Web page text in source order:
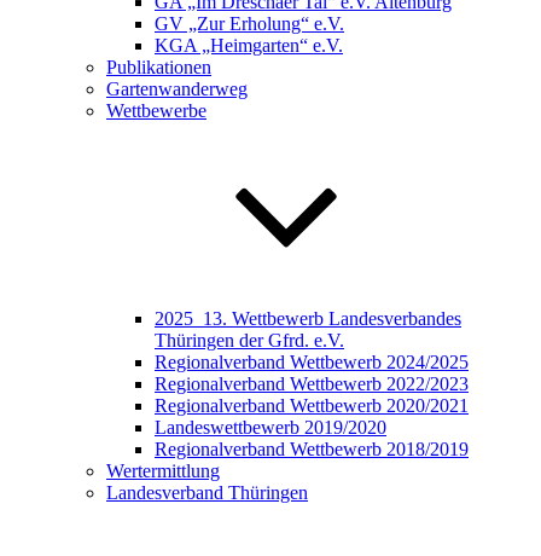
GV „Zur Erholung“ e.V.
KGA „Heimgarten“ e.V.
Publikationen
Gartenwanderweg
Wettbewerbe
2025_13. Wettbewerb Landesverbandes
Thüringen der Gfrd. e.V.
Regionalverband Wettbewerb 2024/2025
Regionalverband Wettbewerb 2022/2023
Regionalverband Wettbewerb 2020/2021
Landeswettbewerb 2019/2020
Regionalverband Wettbewerb 2018/2019
Wertermittlung
Landesverband Thüringen